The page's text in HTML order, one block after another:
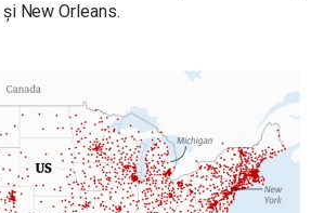
New Orleans.